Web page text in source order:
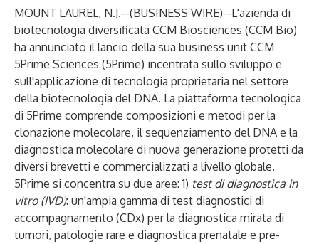
MOUNT LAUREL, N.J.--(BUSINESS WIRE)--L'azienda di
biotecnologia diversificata CCM Biosciences (CCM Bio)
ha annunciato il lancio della sua business unit CCM
5Prime Sciences (5Prime) incentrata sullo sviluppo e
sull'applicazione di tecnologia proprietaria nel settore
della biotecnologia del DNA. La piattaforma tecnologica
di 5Prime comprende composizioni e metodi per la
clonazione molecolare, il sequenziamento del DNA e la
diagnostica molecolare di nuova generazione protetti da
diversi brevetti e commercializzati a livello globale.
5Prime si concentra su due aree: 1) test di diagnostica in
vitro (IVD): un'ampia gamma di test diagnostici di
accompagnamento (CDx) per la diagnostica mirata di
tumori, patologie rare e diagnostica prenatale e pre-